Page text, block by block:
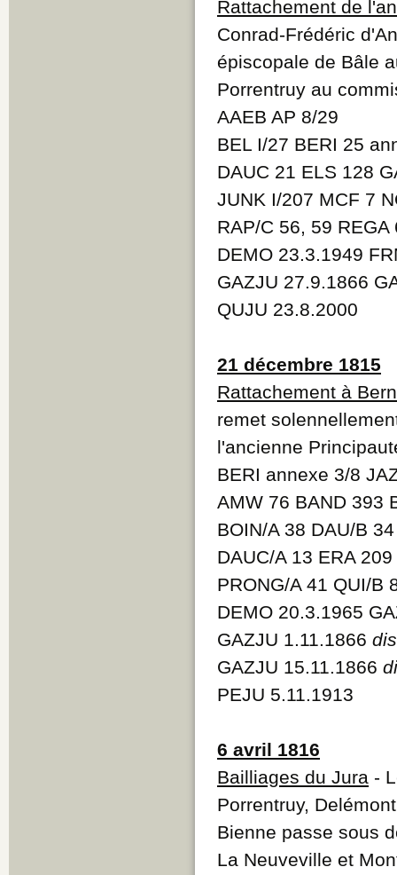
Rattachement de
Conrad-Frédéric
épiscopale de Bâle
Porrentruy au
AAEB AP 8/29
BEL I/27 BERI 25
DAUC 21 ELS 128
JUNK I/207 MCF 7
RAP/C 56, 59
DEMO 23.3.1949
GAZJU 27.9.1866
QUJU 23.8.2000
21 décembre 1815
Rattachement à
remet
l'ancienne
BERI annexe 3/8
AMW 76 BAND 393
BOIN/A 38 DAU/B
DAUC/A 13 ERA
PRONG/A 41 QUI/B
DEMO 20.3.1965
GAZJU 1.11.1866
GAZJU 15.11.1866
PEJU 5.11.1913
6 avril 1816
Bailliages du Jura -
Porrentruy,
Bienne passe sous
La Neuveville et